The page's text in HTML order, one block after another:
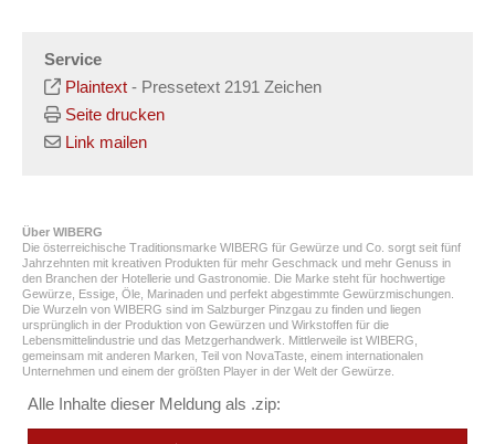
Service
Plaintext - Pressetext 2191 Zeichen
Seite drucken
Link mailen
Über WIBERG
Die österreichische Traditionsmarke WIBERG für Gewürze und Co. sorgt seit fünf
Jahrzehnten mit kreativen Produkten für mehr Geschmack und mehr Genuss in
den Branchen der Hotellerie und Gastronomie. Die Marke steht für hochwertige
Gewürze, Essige, Öle, Marinaden und perfekt abgestimmte Gewürzmischungen.
Die Wurzeln von WIBERG sind im Salzburger Pinzgau zu finden und liegen
ursprünglich in der Produktion von Gewürzen und Wirkstoffen für die
Lebensmittelindustrie und das Metzgerhandwerk. Mittlerweile ist WIBERG,
gemeinsam mit anderen Marken, Teil von NovaTaste, einem internationalen
Unternehmen und einem der größten Player in der Welt der Gewürze.
Alle Inhalte dieser Meldung als .zip: